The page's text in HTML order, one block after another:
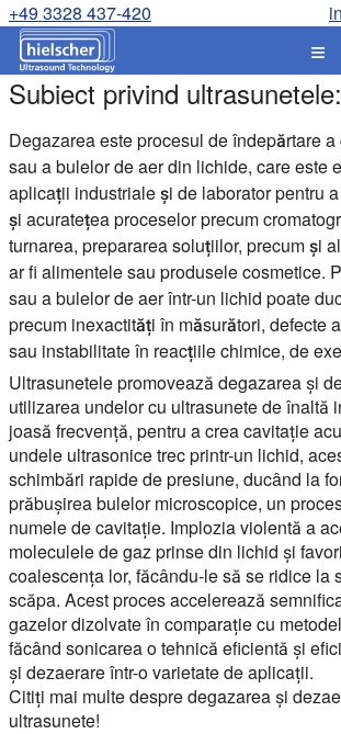
+49 3328 437-420
Subiect privind ultrasunetele:
Degazarea este procesul de îndepărtare
sau a bulelor de aer din lichide, care este
aplicații industriale și de laborator pentru
și acuratețea proceselor precum
turnarea, prepararea soluțiilor, precum și
ar fi alimentele sau produsele cosmetice.
sau a bulelor de aer într-un lichid poate
precum inexactități în măsurători, defecte
sau instabilitate în reacțiile chimice, de
Ultrasunetele promovează degazarea și
utilizarea undelor cu ultrasunete de înaltă
joasă frecvență, pentru a crea cavitație
undele ultrasonice trec printr-un lichid,
schimbări rapide de presiune, ducând la
prăbușirea bulelor microscopice, un
numele de cavitație. Implozia violentă a
moleculele de gaz prinse din lichid și
coalescența lor, făcându-le să se ridice la
scăpa. Acest proces accelerează
gazelor dizolvate în comparație cu
făcând sonicarea o tehnică eficientă și
și dezaerare într-o varietate de aplicații.
Citiți mai multe despre degazarea și
ultrasunete!